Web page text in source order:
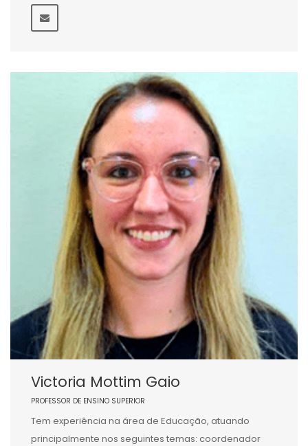
Victoria Mottim Gaio
PROFESSOR DE ENSINO SUPERIOR
Tem experiência na área de Educação, atuando
principalmente nos seguintes temas: coordenador